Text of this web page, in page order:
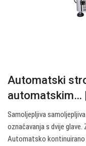
Automatski
automatskim…
Samoljepljiva
označavanja s dvije
Automatsko kontinuirano